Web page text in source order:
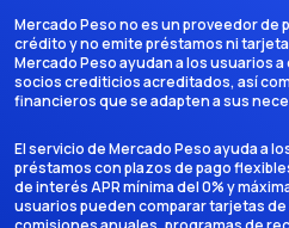
Mercado Peso no es un proveedor de
crédito y no emite préstamos ni
Mercado Peso ayudan a los usuarios
socios crediticios acreditados, así
financieros que se adapten a sus
El servicio de Mercado Peso ayuda a
préstamos con plazos de pago
de interés APR mínima del 0% y
usuarios pueden comparar tarjetas